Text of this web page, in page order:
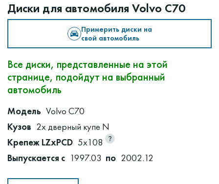
Диски для автомобиля Volvo C70
Примерить диски на
свой автомобиль
Все диски, представленные на этой
странице, подойдут на выбранный
автомобиль
Модель Volvo C70
Кузов 2х дверный купе N
Крепеж LZxPCD 5x108
Выпускается с 1997.03 по 2002.12